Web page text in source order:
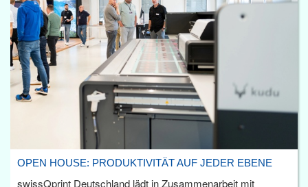
OPEN HOUSE: PRODUKTIVITÄT AUF JEDER EBENE
swissQprint Deutschland lädt in Zusammenarbeit mit